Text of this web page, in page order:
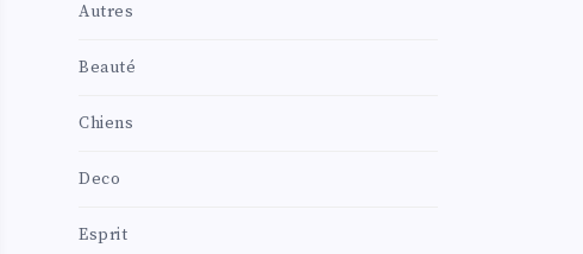
Autres
Beauté
Chiens
Deco
Esprit